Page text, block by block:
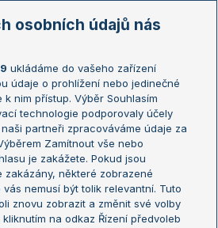
Australian Open
French Open
Wimbledon
US Open
Turnaj mistrů
Turnaj mistryň
osobních údajů nás
ukládáme do vašeho zařízení
údaje o prohlížení nebo jedinečné
k nim přístup. Výběr Souhlasím
technologie podporovaly účely
partneři zpracováváme údaje za
Zamítnout vše nebo
je zakážete. Pokud jsou
zakázány, některé zobrazené
nemusí být tolik relevantní. Tuto
znovu zobrazit a změnit své volby
na odkaz Řízení předvoleb